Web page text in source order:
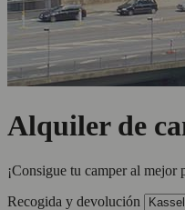
Alquiler de
¡Consigue tu camper al mejor
Recogida y devolución